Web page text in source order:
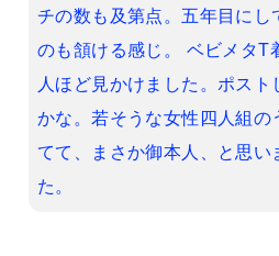
チの数も及第点。五年目にし
のも頷ける感じ。 ベビメタT
人ほど見かけました。ポス
かな。若そうな女性四人組
てて、まさか御本人、と思い
た。